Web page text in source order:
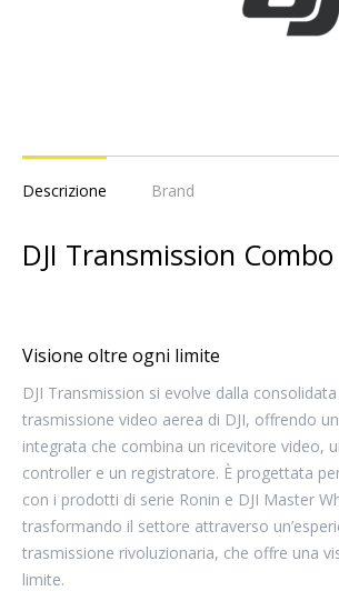
Descrizione Brand
DJI Transmission Combo
Visione oltre ogni limite
DJI Transmission si evolve dalla
trasmissione video aerea di DJI, offrendo
integrata che combina un ricevitore video,
controller e un registratore. È progettata
con i prodotti di serie Ronin e DJI Master
trasformando il settore attraverso
trasmissione rivoluzionaria, che offre una
limite.